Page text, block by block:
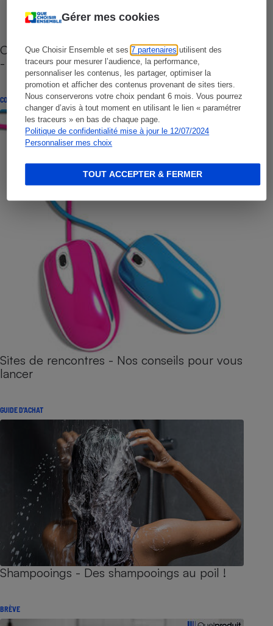
Gérer mes cookies
Que Choisir Ensemble et ses7 partenaires utilisent des
traceurs pour mesurer l’audience, la performance,
personnaliser les contenus, les partager, optimiser la
promotion et afficher des contenus provenant de sites tiers.
Nous conserverons votre choix pendant 6 mois. Vous pourrez
changer d’avis à tout moment en utilisant le lien « paramétrer
les traceurs » en bas de chaque page.
Politique de confidentialité mise à jour le 12/07/2024
Personnaliser mes choix
TOUT ACCEPTER & FERMER
Cafetière à capsules zéro déchet CoffeeB (vidéo)
- Premières impressions
CONSEILS
Sites de rencontres - Nos conseils pour vous
lancer
GUIDE D'ACHAT
Shampooings - Des shampooings au poil !
BRÈVE